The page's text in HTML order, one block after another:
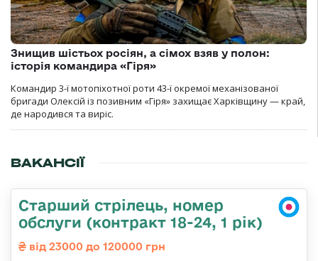
Знищив шістьох росіян, а сімох взяв у полон:
історія командира «Гіря»
Командир 3-ї мотопіхотної роти 43-ї окремої механізованої
бригади Олексій із позивним «Гіря» захищає Харківщину — край,
де народився та виріс.
ВАКАНСІЇ
Старший стрілець, номер
обслуги (контракт 18-24, 1 рік)
від 23000 до 120000 грн